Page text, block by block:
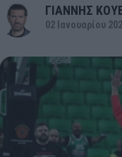
ΓΙΑΝΝΗΣ
02 Ιανουαρίου